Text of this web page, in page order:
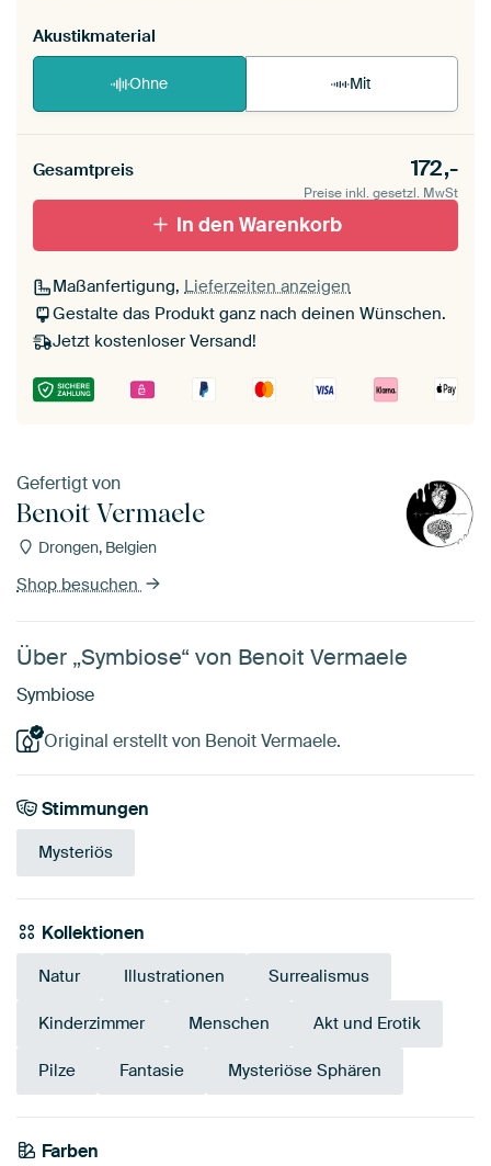
Akustikmaterial
Ohne Mit
Gesamtpreis 172,-
Preise inkl. gesetzl. MwSt
In den Warenkorb
Maßanfertigung, Lieferzeiten anzeigen
Gestalte das Produkt ganz nach deinen Wünschen.
Jetzt kostenloser Versand!
Gefertigt von
Benoit Vermaele
Drongen, Belgien
Shop besuchen
Über „Symbiose“ von Benoit Vermaele
Symbiose
Original erstellt von Benoit Vermaele.
Stimmungen
Mysteriös
Kollektionen
Natur Illustrationen Surrealismus
Kinderzimmer Menschen Akt und Erotik
Pilze Fantasie Mysteriöse Sphären
Farben
Weiß